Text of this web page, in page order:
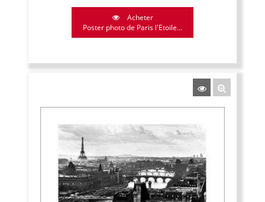
Acheter
Poster photo de Paris l'Etoile...